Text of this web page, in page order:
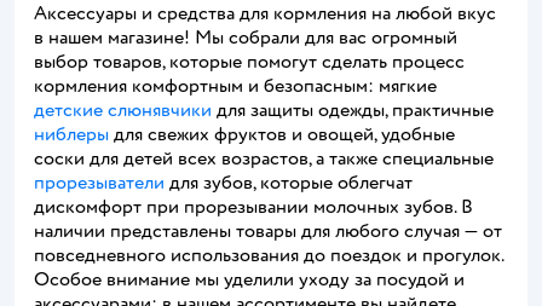
Аксессуары и средства для кормления на любой вкус
в нашем магазине! Мы собрали для вас огромный
выбор товаров, которые помогут сделать процесс
кормления комфортным и безопасным: мягкие
детские слюнявчики для защиты одежды, практичные
ниблеры для свежих фруктов и овощей, удобные
соски для детей всех возрастов, а также специальные
прорезыватели для зубов, которые облегчат
дискомфорт при прорезывании молочных зубов. В
наличии представлены товары для любого случая — от
повседневного использования до поездок и прогулок.
Особое внимание мы уделили уходу за посудой и